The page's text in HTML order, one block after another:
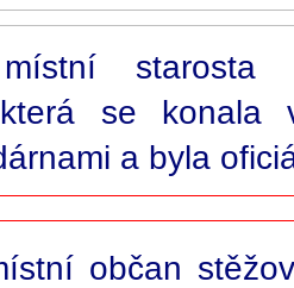
starosta
která se
a byla
občan